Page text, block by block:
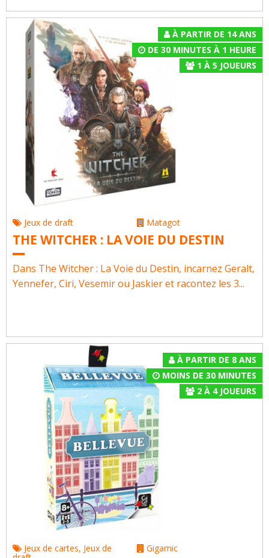
À PARTIR DE 14 ANS
DE 30 MINUTES À 1 HEURE
1 À 5 JOUEURS
Jeux de draft Matagot
THE WITCHER : LA VOIE DU DESTIN
Dans The Witcher : La Voie du Destin, incarnez Geralt,
Yennefer, Ciri, Vesemir ou Jaskier et racontez les 3...
À PARTIR DE 8 ANS
MOINS DE 30 MINUTES
2À 4JOUEURS
Jeux de cartes, Jeux de Gigamic